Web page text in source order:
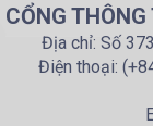
Địa chỉ: Số
Điện thoại: